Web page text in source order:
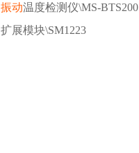
振动温度检测仪\MS-BTS200
扩展模块\SM1223